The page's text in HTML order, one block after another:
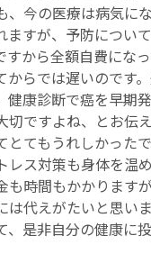
、今の医療は病気に
ますが、予防につい
すから全額自費にな
からでは遅いのです
健康診断で癌を早期
切ですよね、とお伝
とてもうれしかった
レス対策も身体を温
も時間もかかります
は代えがたいと思い
、是非自分の健康に